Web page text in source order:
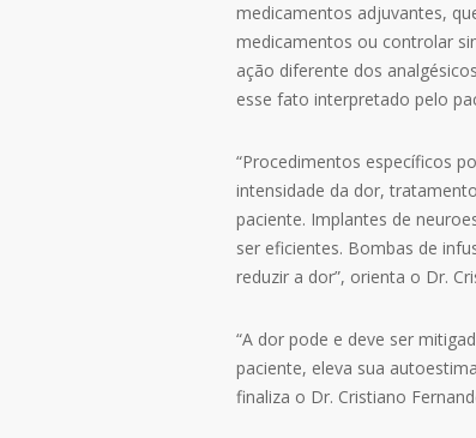
medicamentos adjuvantes,
medicamentos ou controlar
ação diferente dos
esse fato interpretado pelo
“Procedimentos específicos
intensidade da dor,
paciente. Implantes de
ser eficientes. Bombas de
reduzir a dor”, orienta o Dr.
“A dor pode e deve ser
paciente, eleva sua
finaliza o Dr. Cristiano